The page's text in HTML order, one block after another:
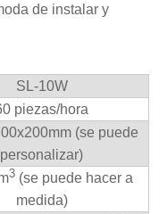
de instalar y
SL-10W
piezas/hora
(se puede
personalizar)
3 (se puede hacer a
medida)